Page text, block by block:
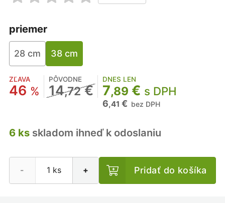
priemer
28 cm 38 cm
ZĽAVA
46 %
PÔVODNE
14,72€
DNES LEN
7,89 € s DPH
6,41 € bez DPH
6 ksskladom ihneď k odoslaniu
- + Pridať do košíka